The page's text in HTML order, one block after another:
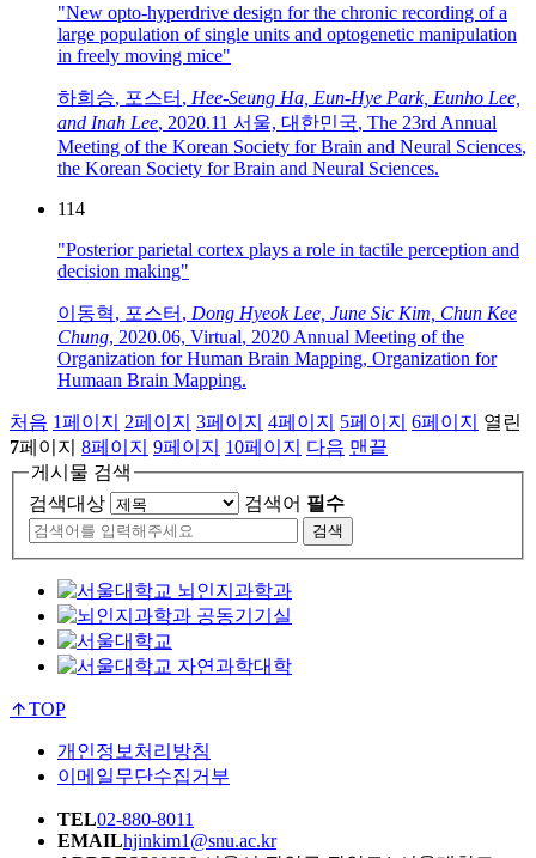
"New opto-hyperdrive design for the chronic recording of a
large population of single units and optogenetic manipulation
in freely moving mice"
하희승, 포스터 , Hee-Seung Ha, Eun-Hye Park, Eunho Lee,
and Inah Lee, 2020.11 서울, 대한민국, The 23rd Annual
Meeting of the Korean Society for Brain and Neural Sciences,
the Korean Society for Brain and Neural Sciences.
114
"Posterior parietal cortex plays a role in tactile perception and
decision making"
이동혁, 포스터 , Dong Hyeok Lee, June Sic Kim, Chun Kee
Chung, 2020.06, Virtual, 2020 Annual Meeting of the
Organization for Human Brain Mapping, Organization for
Humaan Brain Mapping.
처음 1페이지 2페이지 3페이지 4페이지 5페이지 6페이지
열린
7페이지 8페이지 9페이지 10페이지 다음 맨끝
게시물 검색
검색대상
검색어 필수
검색
TOP
개인정보처리방침
이메일무단수집거부
TEL02-880-8011
EMAILhjinkim1@snu.ac.kr